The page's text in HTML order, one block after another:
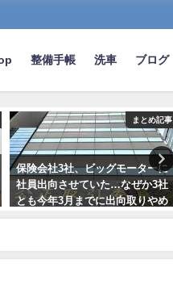
整備手帳 洗車 ブログ
まとめ記事
保険会社3社、ビッグモーターに
社員出向させていた…なぜか3社
とも今年3月までに出向取りやめ